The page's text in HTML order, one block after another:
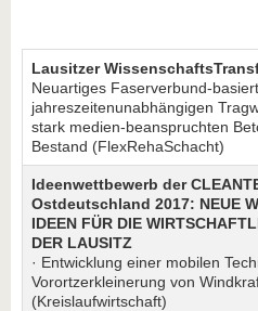
Lausitzer
Neuartiges Faserverbund-
jahreszeitenunabhängigen
stark medien-beanspruchten
Bestand (FlexRehaSchacht)
Ideenwettbewerb der
Ostdeutschland 2017: NEUE
IDEEN FÜR DIE
DER LAUSITZ
· Entwicklung einer mobilen
Vorortzerkleinerung von
(Kreislaufwirtschaft)